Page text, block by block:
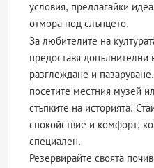
условия, предлагайки
отмора под слънцето.
За любителите на
предоставя допълнителни
разглеждане и
посетите местния музей
стъпките на историята.
спокойствие и комфорт,
специален.
Резервирайте своята